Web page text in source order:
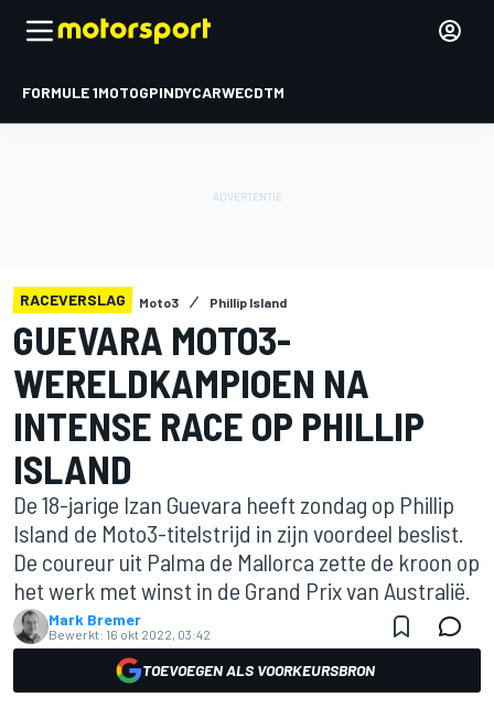
FORMULE 1MOTOGPINDYCARWECDTM
RACEVERSLAG Moto3 Phillip Island
GUEVARA MOTO3-
WERELDKAMPIOEN NA
INTENSE RACE OP PHILLIP
ISLAND
De 18-jarige Izan Guevara heeft zondag op Phillip
Island de Moto3-titelstrijd in zijn voordeel beslist.
De coureur uit Palma de Mallorca zette de kroon op
het werk met winst in de Grand Prix van Australië.
Mark Bremer
Bewerkt: 16 okt 2022, 03:42
TOEVOEGEN ALS VOORKEURSBRON